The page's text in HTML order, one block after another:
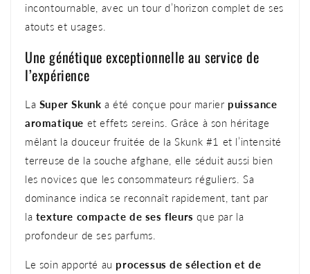
incontournable, avec un tour d’horizon complet de ses
atouts et usages.
Une génétique exceptionnelle au service de
l’expérience
La Super Skunk a été conçue pour marier puissance
aromatique et effets sereins. Grâce à son héritage
mêlant la douceur fruitée de la Skunk #1 et l’intensité
terreuse de la souche afghane, elle séduit aussi bien
les novices que les consommateurs réguliers. Sa
dominance indica se reconnaît rapidement, tant par
la texture compacte de ses fleurs que par la
profondeur de ses parfums.
Le soin apporté au processus de sélection et de